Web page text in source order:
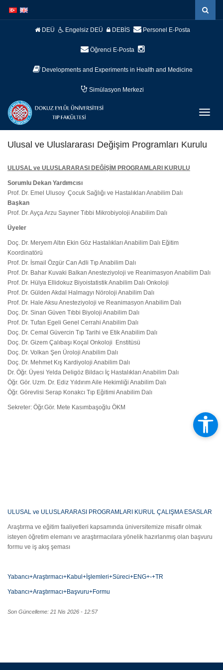
atla
atla
DEÜ Engelsiz DEÜ DEBİS Personel E-Posta
Öğrenci E-Posta
Developments and Experiments in Health and Medicine
Simülasyon Merkezi
Ulusal ve Uluslararası Değişim Programları Kurulu
ULUSAL ve ULUSLARARASI DEĞİŞİM PROGRAMLARI KURULU
Sorumlu Dekan Yardımcısı
Prof. Dr. Emel Ulusoy Çocuk Sağlığı ve Hastalıkları Anabilim Dalı
Başkan
Prof. Dr. Ayça Arzu Sayıner Tıbbi Mikrobiyoloji Anabilim Dalı
Üyeler
Doç. Dr. Meryem Altın Ekin Göz Hastalıkları Anabilim Dalı Eğitim
Koordinatörü
Prof. Dr. İsmail Özgür Can Adli Tıp Anabilim Dalı
Prof. Dr. Bahar Kuvaki Balkan Anesteziyoloji ve Reanimasyon Anabilim Dalı
Prof. Dr. Hülya Ellidokuz Biyoistatistik Anabilim Dalı Onkoloji
Prof. Dr. Gülden Akdal Halmagyı Nöroloji Anabilim Dalı
Prof. Dr. Hale Aksu Anesteziyoloji ve Reanimasyon Anabilim Dalı
Doç. Dr. Sinan Güven Tıbbi Biyoloji Anabilim Dalı
Prof. Dr. Tufan Egeli Genel Cerrahi Anabilim Dalı
Doç. Dr. Cemal Güvercin Tıp Tarihi ve Etik Anabilim Dalı
Doç. Dr. Gizem Çalıbaşı Koçal Onkoloji Enstitüsü
Doç. Dr. Volkan Şen Üroloji Anabilim Dalı
Doç. Dr. Mehmet Kış Kardiyoloji Anabilim Dalı
Dr. Öğr. Üyesi Yelda Deligöz Bildacı İç Hastalıkları Anabilim Dalı
Öğr. Gör. Uzm. Dr. Ediz Yıldırım Aile Hekimliği Anabilim Dalı
Öğr. Görevlisi Serap Konakcı Tıp Eğitimi Anabilim Dalı
Sekreter: Öğr.Gör. Mete Kasımbaşoğlu ÖKM
ULUSAL ve ULUSLARARASI PROGRAMLARI KURUL ÇALIŞMA ESASLAR
Araştırma ve eğitim faaliyetleri kapsamında üniversitemize misafir olmak
isteyen öğretim elemanı ve araştırmacılara yönelik hazırlanmış olan başvuru
formu ve iş akış şeması
Yabancı+Araştırmacı+Kabul+İşlemleri+Süreci+ENG+-+TR
Yabancı+Araştırmacı+Başvuru+Formu
Son Güncelleme: 21 Nis 2026 - 12:57